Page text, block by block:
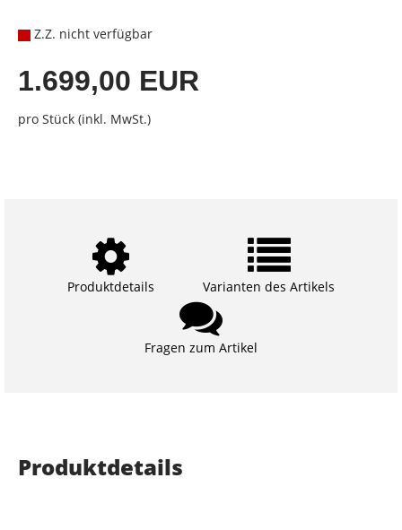
Z.Z. nicht verfügbar
1.699,00 EUR
pro Stück (inkl. MwSt.)
Produktdetails Varianten des Artikels
Fragen zum Artikel
Produktdetails